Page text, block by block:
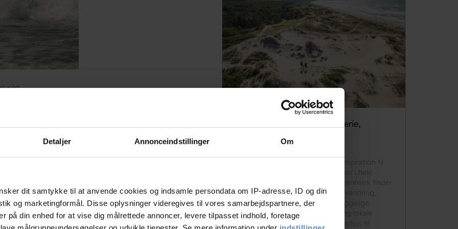
Detaljer Annonceindstillinger Om
dit samtykke til at anvende cookies og indsamle persondata om IP-adresse, ID og din
og marketingformål. Disse oplysninger videregives til vores samarbejdspartnere, der
på din enhed for at vise dig målrettede annoncer, levere tilpasset indhold, foretage
af sin slags i Danmark, viser værten rundt i det rustikke
køjer samt en lille gang til et anneks, der udstråler en
værelser.
gæsterne i fællesstuen
og wienerbrød fra Købmand Hansen. Vi kan se, at
på, hvor der om aftenen hygges, snakkes og
stearinlys på det store langbord op på de små borde
Sommerguide til Danmark. Ferie,
Andreas Mielow Haastrup
Oplev den danske sommer med inspiration til
ferie, weekendophold og oplevelser i hele
landet. I denne sommerguide til Danmark finder
du tips til strandferie, storbyferie, vandring,
cykelferie, familieoplevelser og hyggelige
sommerbyer tæt på natur, kultur og lokale
oplevelser. Fra Copenhagen og Aarhus til